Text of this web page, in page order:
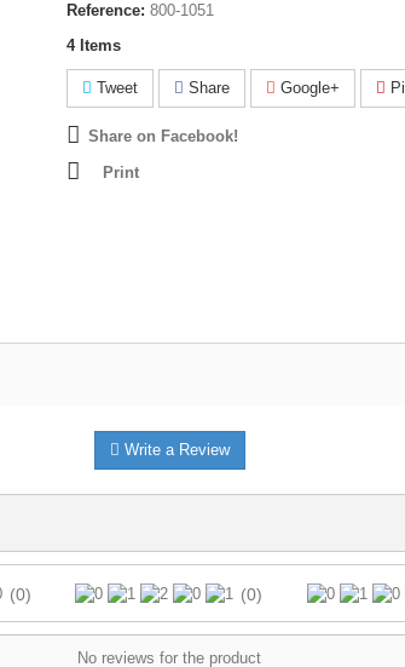
Reference: 800-1051
4 Items
Tweet Share Google+
Share on Facebook!
Print
Write a Review
(0) (0)
No reviews for the product